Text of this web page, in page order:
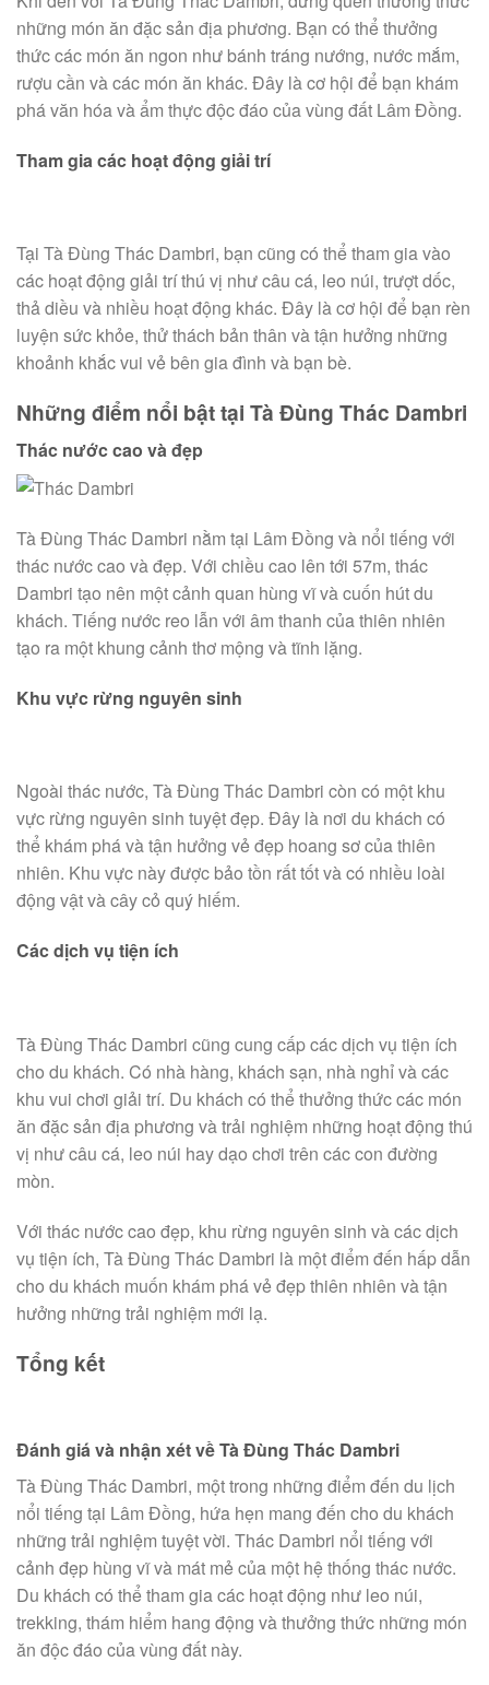
những món ăn đặc sản địa phương. Bạn có thể thưởng
thức các món ăn ngon như bánh tráng nướng, nước mắm,
rượu cần và các món ăn khác. Đây là cơ hội để bạn khám
phá văn hóa và ẩm thực độc đáo của vùng đất Lâm Đồng.
Tham gia các hoạt động giải trí
Tại Tà Đùng Thác Dambri, bạn cũng có thể tham gia vào
các hoạt động giải trí thú vị như câu cá, leo núi, trượt dốc,
thả diều và nhiều hoạt động khác. Đây là cơ hội để bạn rèn
luyện sức khỏe, thử thách bản thân và tận hưởng những
khoảnh khắc vui vẻ bên gia đình và bạn bè.
Những điểm nổi bật tại Tà Đùng Thác Dambri
Thác nước cao và đẹp
Tà Đùng Thác Dambri nằm tại Lâm Đồng và nổi tiếng với
thác nước cao và đẹp. Với chiều cao lên tới 57m, thác
Dambri tạo nên một cảnh quan hùng vĩ và cuốn hút du
khách. Tiếng nước reo lẫn với âm thanh của thiên nhiên
tạo ra một khung cảnh thơ mộng và tĩnh lặng.
Khu vực rừng nguyên sinh
Ngoài thác nước, Tà Đùng Thác Dambri còn có một khu
vực rừng nguyên sinh tuyệt đẹp. Đây là nơi du khách có
thể khám phá và tận hưởng vẻ đẹp hoang sơ của thiên
nhiên. Khu vực này được bảo tồn rất tốt và có nhiều loài
động vật và cây cỏ quý hiếm.
Các dịch vụ tiện ích
Tà Đùng Thác Dambri cũng cung cấp các dịch vụ tiện ích
cho du khách. Có nhà hàng, khách sạn, nhà nghỉ và các
khu vui chơi giải trí. Du khách có thể thưởng thức các món
ăn đặc sản địa phương và trải nghiệm những hoạt động thú
vị như câu cá, leo núi hay dạo chơi trên các con đường
mòn.
Với thác nước cao đẹp, khu rừng nguyên sinh và các dịch
vụ tiện ích, Tà Đùng Thác Dambri là một điểm đến hấp dẫn
cho du khách muốn khám phá vẻ đẹp thiên nhiên và tận
hưởng những trải nghiệm mới lạ.
Tổng kết
Đánh giá và nhận xét về Tà Đùng Thác Dambri
Tà Đùng Thác Dambri, một trong những điểm đến du lịch
nổi tiếng tại Lâm Đồng, hứa hẹn mang đến cho du khách
những trải nghiệm tuyệt vời. Thác Dambri nổi tiếng với
cảnh đẹp hùng vĩ và mát mẻ của một hệ thống thác nước.
Du khách có thể tham gia các hoạt động như leo núi,
trekking, thám hiểm hang động và thưởng thức những món
ăn độc đáo của vùng đất này.